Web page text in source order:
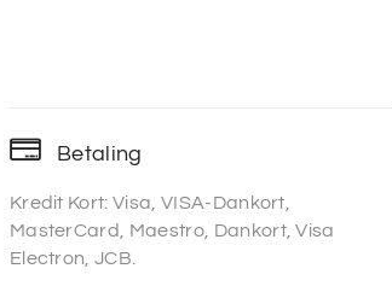
Betaling
Kredit Kort: Visa, VISA-Dankort,
MasterCard, Maestro, Dankort, Visa
Electron, JCB.